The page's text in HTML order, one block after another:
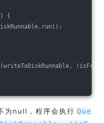
{
null，程序会执行 Que